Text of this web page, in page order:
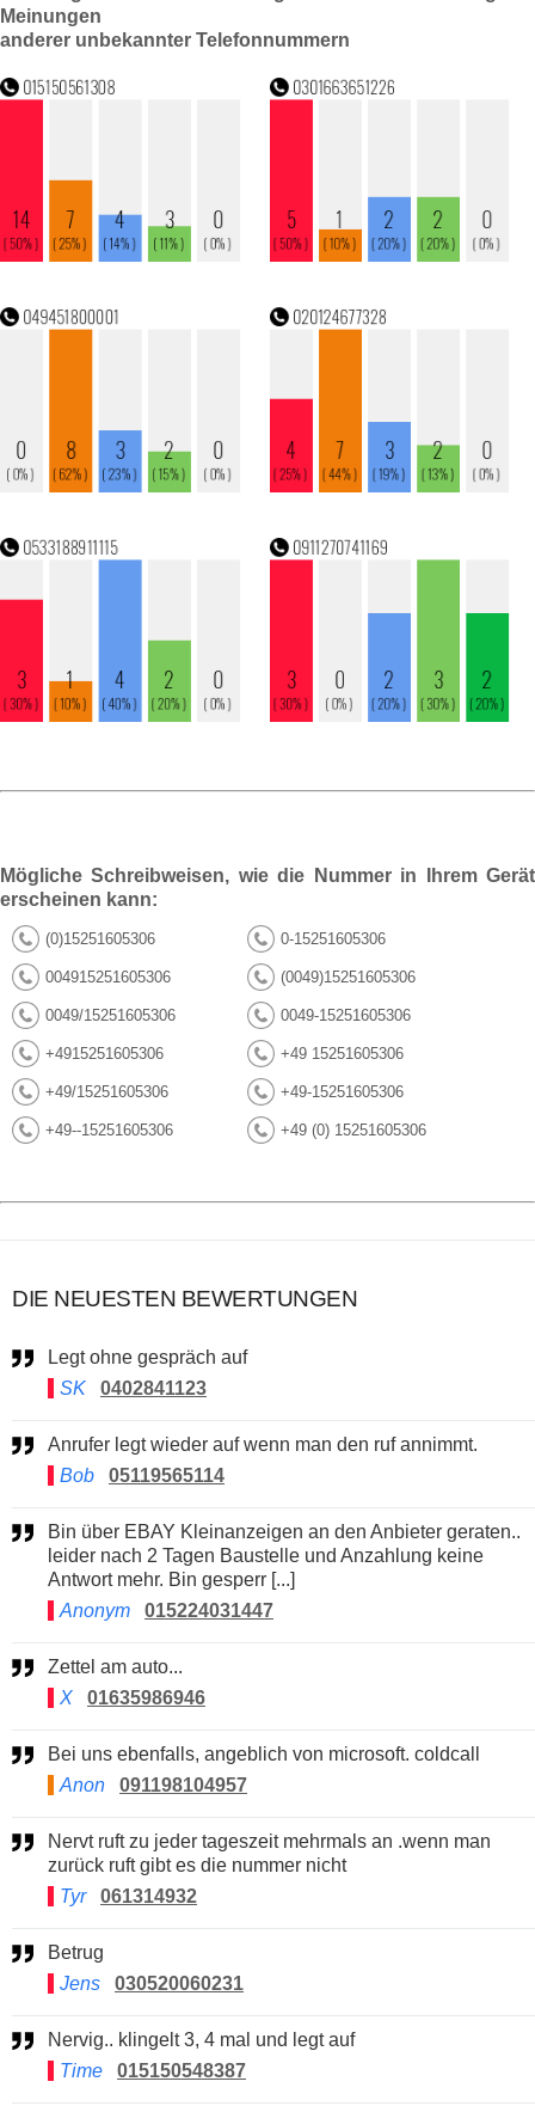
Meinungen
anderer unbekannter Telefonnummern
Mögliche Schreibweisen, wie die Nummer in Ihrem Gerät
erscheinen kann:
(0)15251605306 0-15251605306
004915251605306 (0049)15251605306
0049/15251605306 0049-15251605306
+4915251605306 +49 15251605306
+49/15251605306 +49-15251605306
+49--15251605306 +49 (0) 15251605306
DIE NEUESTEN BEWERTUNGEN
Legt ohne gespräch auf
SK
0402841123
Anrufer legt wieder auf wenn man den ruf annimmt.
Bob
05119565114
Bin über EBAY Kleinanzeigen an den Anbieter geraten..
leider nach 2 Tagen Baustelle und Anzahlung keine
Antwort mehr. Bin gesperr [...]
Anonym
015224031447
Zettel am auto...
X
01635986946
Bei uns ebenfalls, angeblich von microsoft. coldcall
Anon
091198104957
Nervt ruft zu jeder tageszeit mehrmals an .wenn man
zurück ruft gibt es die nummer nicht
Tyr
061314932
Betrug
Jens
030520060231
Nervig.. klingelt 3, 4 mal und legt auf
Time
015150548387